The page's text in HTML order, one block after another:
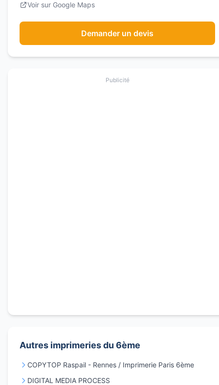
Voir sur Google Maps
Demander un devis
Publicité
Autres imprimeries du 6ème
COPYTOP Raspail - Rennes / Imprimerie Paris 6ème
DIGITAL MEDIA PROCESS